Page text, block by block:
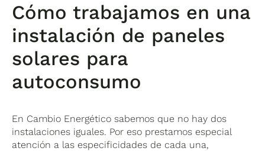
Cómo trabajamos en una
instalación de paneles
solares para
autoconsumo
En Cambio Energético sabemos que no hay dos
instalaciones iguales. Por eso prestamos especial
atención a las especificidades de cada una,